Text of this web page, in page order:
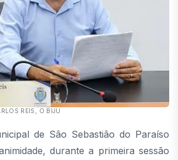
REIS, O BIJU
de São Sebastião do Paraíso
durante a primeira sessão